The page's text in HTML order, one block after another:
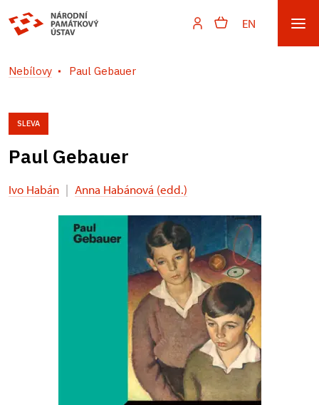
EN
Nebílovy Paul Gebauer
SLEVA
Paul Gebauer
Ivo Habán | Anna Habánová (edd.)